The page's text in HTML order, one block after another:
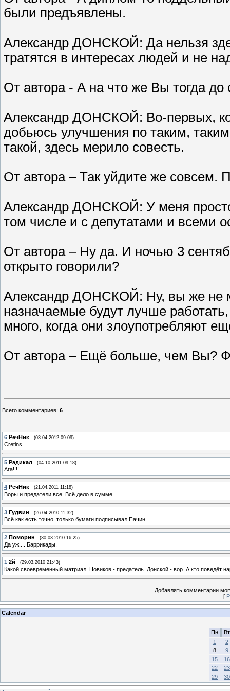
были предъявлены.
Александр ДОНСКОЙ: Да нельзя
тратятся в интересах людей и не
От автора - А на что же Вы тогда до
Александр ДОНСКОЙ: Во-первых,
добьюсь улучшения по таким,
такой, здесь мерило совесть.
От автора – Так уйдите же
Александр ДОНСКОЙ: У меня
том числе и с депутатами и всеми
От автора – Ну да. И ночью 3
открыто говорили?
Александр ДОНСКОЙ: Ну, вы же не
назначаемые будут лучше
много, когда они злоупотребляют
От автора – Ещё больше, чем Вы?
Всего комментариев: 6
6 РечНик (03.04.2012 09:09)
Cretins
5 Радикал (04.10.2011 09:18)
Ага!!!!
4 РечНик (21.04.2011 11:18)
Воры и предатели все. Всё дело в сумме.
3 Гудвин (26.04.2010 11:32)
Всё как есть точно. только бумаги подписывал Пачин.
2 Поморин (30.03.2010 16:25)
Да уж.... Баррикады.
1 2й (29.03.2010 21:43)
Какой своевременный матриал. Новиков - предатель. Донской - вор. А кто поведёт
Добавлять комментарии
[
Calendar
Пн
Вт
1
2
8
9
15
16
22
23
29
30